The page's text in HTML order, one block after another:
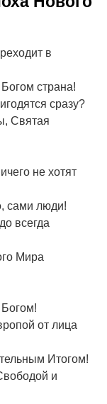
в
страна!
сразу?
Святая
не хотят
сами люди!
всегда
Мира
от лица
Итогом!
и